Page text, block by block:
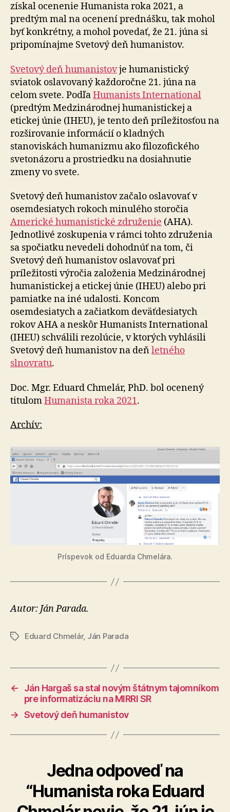
získal ocenenie Humanista roka 2021, a
predtým mal na ocenení prednášku, tak mohol
byť konkrétny, a mohol povedať, že 21. júna si
pripomínajme Svetový deň humanistov.
Svetový deň humanistovje humanistický
sviatok oslavovaný každoročne 21. júna na
celom svete. PodľaHumanists International
(predtým Medzinárodnej humanistickej a
etickej únie (IHEU), je tento deň príležitosťou na
rozširovanie informácií o kladných
stanoviskách humanizmu ako filozofického
svetonázoru a prostriedku na dosiahnutie
zmeny vo svete.
Svetový deň humanistov začalo oslavovať v
osemdesiatych rokoch minulého storočia
Americké humanistické združenie (AHA).
Jednotlivé zoskupenia v rámci tohto združenia
sa spočiatku nevedeli dohodnúť na tom, či
Svetový deň humanistov oslavovať pri
príležitosti výročia založenia Medzinárodnej
humanistickej a etickej únie (IHEU) alebo pri
pamiatke na iné udalosti. Koncom
osemdesiatych a začiatkom deväťdesiatych
rokov AHA a neskôr Humanists International
(IHEU) schválili rezolúcie, v ktorých vyhlásili
Svetový deň humanistov na deňletného
slnovratu.
Doc. Mgr. Eduard Chmelár, PhD. bol ocenený
titulomHumanista roka 2021.
Archív:
Príspevok od Eduarda Chmelára.
Autor: Ján Parada.
ZnačkyEduard Chmelár, Ján Parada
←
Ján Hargaš sa stal novým štátnym tajomníkom
pre informatizáciu na MIRRI SR
→ Svetový deň humanistov
Jedna odpoveď na
“Humanista roka Eduard